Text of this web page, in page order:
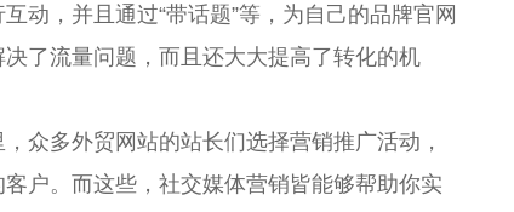
动，并且通过“带话题”等，为自己的品牌官网
了流量问题，而且还大大提高了转化的机
众多外贸网站的站长们选择营销推广活动，
户。而这些，社交媒体营销皆能够帮助你实